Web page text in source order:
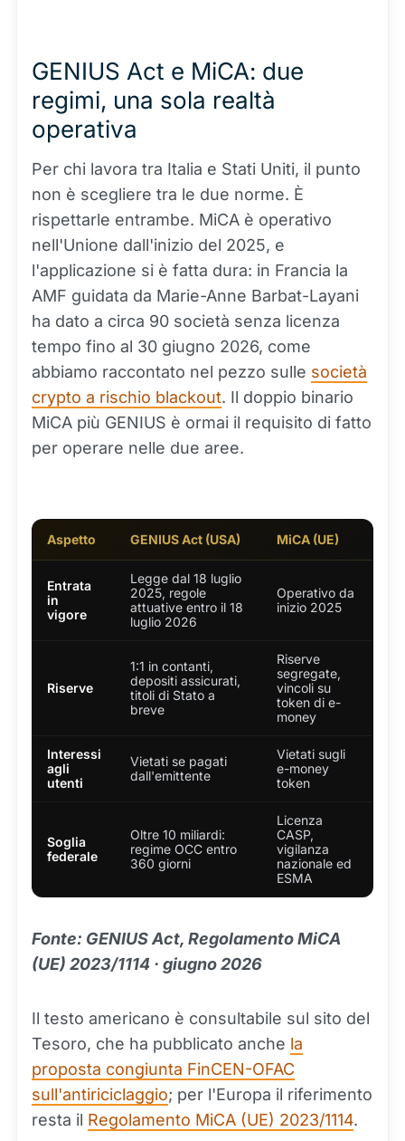
GENIUS Act e MiCA: due
regimi, una sola realtà
operativa
Per chi lavora tra Italia e Stati Uniti, il punto
non è scegliere tra le due norme. È
rispettarle entrambe. MiCA è operativo
nell'Unione dall'inizio del 2025, e
l'applicazione si è fatta dura: in Francia la
AMF guidata da Marie-Anne Barbat-Layani
ha dato a circa 90 società senza licenza
tempo fino al 30 giugno 2026, come
abbiamo raccontato nel pezzo sulle società
crypto a rischio blackout. Il doppio binario
MiCA più GENIUS è ormai il requisito di fatto
per operare nelle due aree.
Aspetto GENIUS Act (USA) MiCA (UE)
Entrata
in
vigore
Legge dal 18 luglio
2025, regole
attuative entro il 18
luglio 2026
Operativo da
inizio 2025
Riserve
1:1 in contanti,
depositi assicurati,
titoli di Stato a
breve
Riserve
segregate,
vincoli su
token di e-
money
Interessi
agli
utenti
Vietati se pagati
dall'emittente
Vietati sugli
e-money
token
Soglia
federale
Oltre 10 miliardi:
regime OCC entro
360 giorni
Licenza
CASP,
vigilanza
nazionale ed
ESMA
Fonte: GENIUS Act, Regolamento MiCA
(UE) 2023/1114 · giugno 2026
Il testo americano è consultabile sul sito del
Tesoro, che ha pubblicato anche la
proposta congiunta FinCEN-OFAC
sull'antiriciclaggio; per l'Europa il riferimento
resta il Regolamento MiCA (UE) 2023/1114.